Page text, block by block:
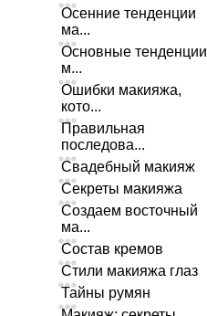
Осенние тенденции
ма...
Основные тенденции
м...
Ошибки макияжа,
кото...
Правильная
последова...
Свадебный макияж
Секреты макияжа
Создаем восточный
ма...
Состав кремов
Стили макияжа глаз
Тайны румян